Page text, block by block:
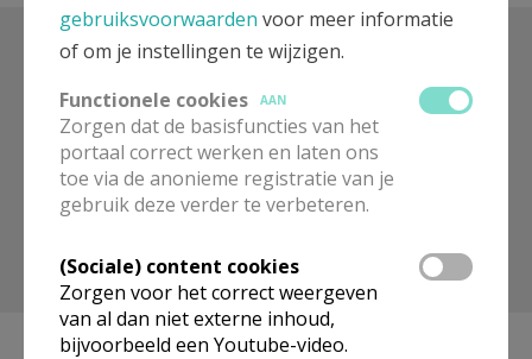
Zoek op trefwoord
Toon meer filters
gebruiksvoorwaarden voor meer informatie
of om je instellingen te wijzigen.
Functionele cookies
AAN
Zorgen dat de basisfuncties van het
portaal correct werken en laten ons
toe via de anonieme registratie van je
gebruik deze verder te verbeteren.
(Sociale) content cookies
Zorgen voor het correct weergeven
van al dan niet externe inhoud,
bijvoorbeeld een Youtube-video.